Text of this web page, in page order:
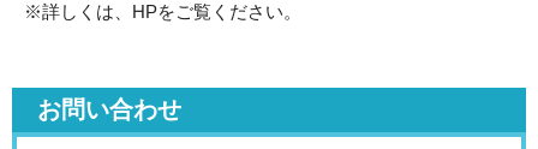
※詳しくは、HPをご覧ください。
お問い合わせ